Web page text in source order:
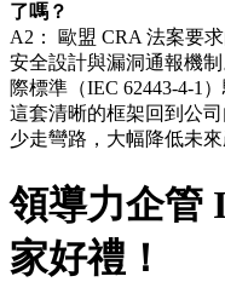
了嗎？
A2： 歐盟 CRA 法案要
安全設計與漏洞通報機
際標準（IEC 62443-4-1
這套清晰的框架回到公
少走彎路，大幅降低未
領導力企管
家好禮！